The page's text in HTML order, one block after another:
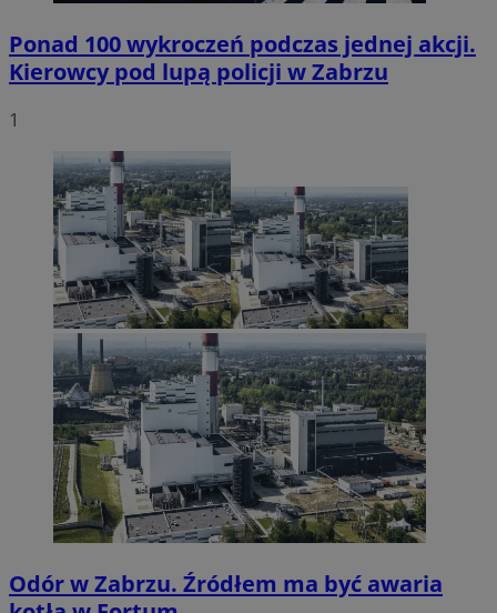
Ponad 100 wykroczeń podczas jednej akcji.
Kierowcy pod lupą policji w Zabrzu
1
Odór w Zabrzu. Źródłem ma być awaria